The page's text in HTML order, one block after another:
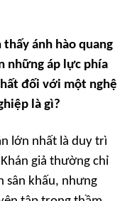
ánh hào quang
những áp lực phía
đối với một nghệ
là gì?
lớn nhất là duy trì
giả thường chỉ
sân khấu, nhưng